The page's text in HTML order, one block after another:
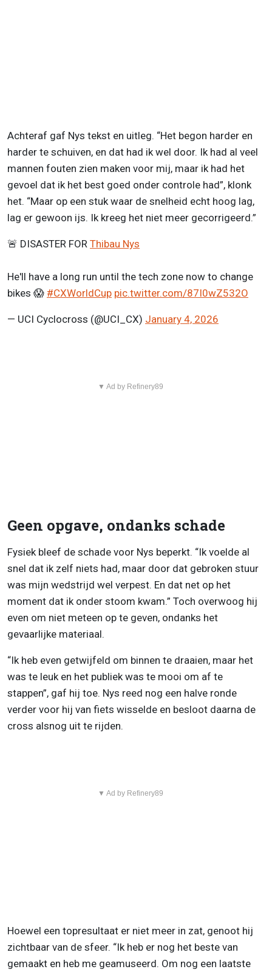
Achteraf gaf Nys tekst en uitleg. “Het begon harder en
harder te schuiven, en dat had ik wel door. Ik had al veel
mannen fouten zien maken voor mij, maar ik had het
gevoel dat ik het best goed onder controle had”, klonk
het. “Maar op een stuk waar de snelheid echt hoog lag,
lag er gewoon ijs. Ik kreeg het niet meer gecorrigeerd.”
🚨 DISASTER FOR Thibau Nys
He'll have a long run until the tech zone now to change
bikes 😱 #CXWorldCup pic.twitter.com/87I0wZ532O
— UCI Cyclocross (@UCI_CX) January 4, 2026
▼ Ad by Refinery89
Geen opgave, ondanks schade
Fysiek bleef de schade voor Nys beperkt. “Ik voelde al
snel dat ik zelf niets had, maar door dat gebroken stuur
was mijn wedstrijd wel verpest. En dat net op het
moment dat ik onder stoom kwam.” Toch overwoog hij
even om niet meteen op te geven, ondanks het
gevaarlijke materiaal.
“Ik heb even getwijfeld om binnen te draaien, maar het
was te leuk en het publiek was te mooi om af te
stappen”, gaf hij toe. Nys reed nog een halve ronde
verder voor hij van fiets wisselde en besloot daarna de
cross alsnog uit te rijden.
▼ Ad by Refinery89
Hoewel een topresultaat er niet meer in zat, genoot hij
zichtbaar van de sfeer. “Ik heb er nog het beste van
gemaakt en heb me geamuseerd. Om nog een laatste